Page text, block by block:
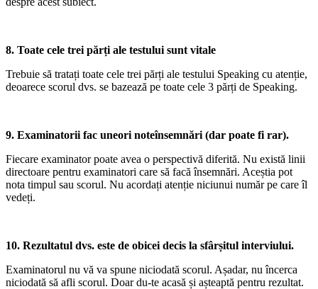
8. Toate cele trei părți ale testului sunt vitale
Trebuie să tratați toate cele trei părți ale testului Speaking cu atenție,
deoarece scorul dvs. se bazează pe toate cele 3 părți de Speaking.
9. Examinatorii fac uneori noteînsemnări (dar poate fi rar).
Fiecare examinator poate avea o perspectivă diferită. Nu există linii
directoare pentru examinatori care să facă însemnări. Aceștia pot
nota timpul sau scorul. Nu acordați atenție niciunui număr pe care îl
vedeți.
10. Rezultatul dvs. este de obicei decis la sfârșitul interviului.
Examinatorul nu vă va spune niciodată scorul. Așadar, nu încerca
niciodată să afli scorul. Doar du-te acasă și așteaptă pentru rezultat.